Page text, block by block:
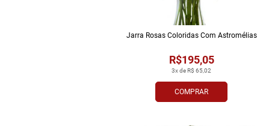
COMPRAR
3x de R$ 65,02
R$195,05
Jarra Rosas Coloridas Com Astromélias